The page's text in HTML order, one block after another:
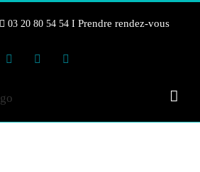
03 20 80 54 54 I Prendre rendez-vous
InstagramFacebook